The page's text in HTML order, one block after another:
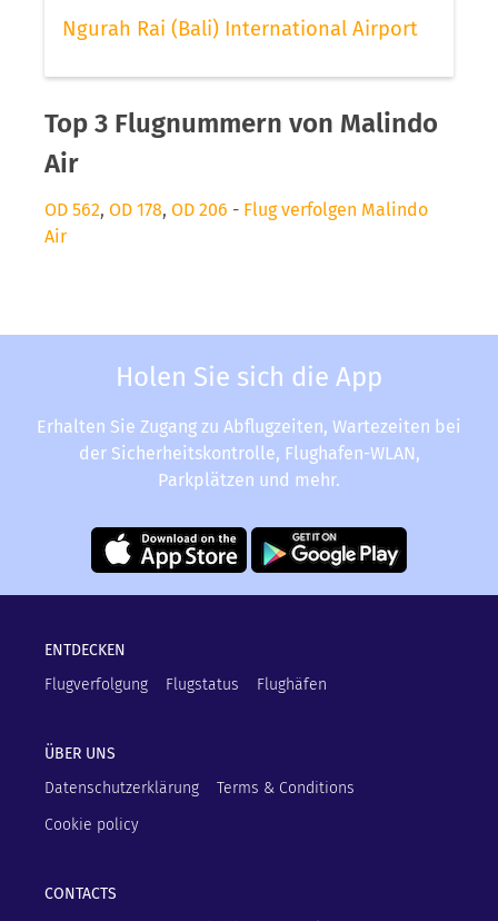
Ngurah Rai (Bali) International Airport
Top 3 Flugnummern von Malindo
Air
OD 562, OD 178, OD 206 - Flug verfolgen Malindo
Air
Holen Sie sich die App
Erhalten Sie Zugang zu Abflugzeiten, Wartezeiten bei
der Sicherheitskontrolle, Flughafen-WLAN,
Parkplätzen und mehr.
ENTDECKEN
Flugverfolgung
Flugstatus Flughäfen
ÜBER UNS
Datenschutzerklärung
Terms & Conditions
Cookie policy
CONTACTS